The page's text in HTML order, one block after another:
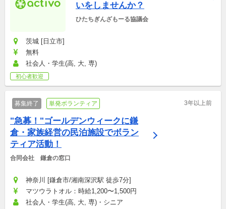
いをしませんか？
ひたちぎんざもーる協議会
茨城 [日立市]
無料
社会人・学生(高, 大, 専)
初心者歓迎
募集終了 単発ボランティア 3年以上前
"急募！"ゴールデンウィークに鎌
倉・家族経営の民泊施設でボラン
ティア活動！
合同会社　鎌倉の窓口
神奈川 [鎌倉市/湘南深沢駅 徒歩7分]
マツウラトオル：時給1,200〜1,500円
社会人・学生(高, 大, 専)・シニア